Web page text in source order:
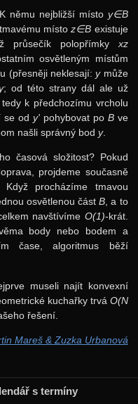
němu nejbližší místo y∈B
místoz∈B existuje
průsečík polopřímky xz
osvětleným místům
(přesněji neklesají:ymůže
; od této strany dál ale už
k předchozímu vrcholu
se od y'pohybovat po Bve
našli správný body.
časová složitost? Pokud
projdeme současně
procházíme tmavou
osvětlenou částB, a to
navštívíme O(1)-krát.
body nebo bodem a
čase, algoritmus běží
museli najít konvexní
kuchařky trvá O(N
řešení.
Mareš & Zuzka Urbanová
s termíny